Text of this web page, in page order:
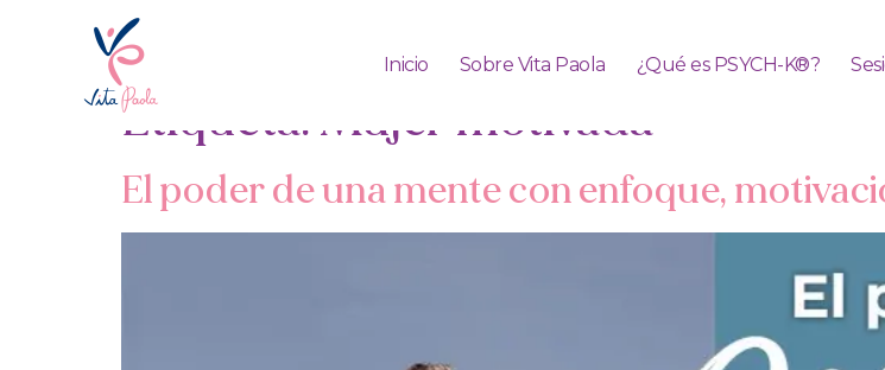
Inicio Sobre Vita Paola ¿Qué es PSYCH-K®?
Etiqueta:Mujer motivada
El poder de una mente con enfoque,